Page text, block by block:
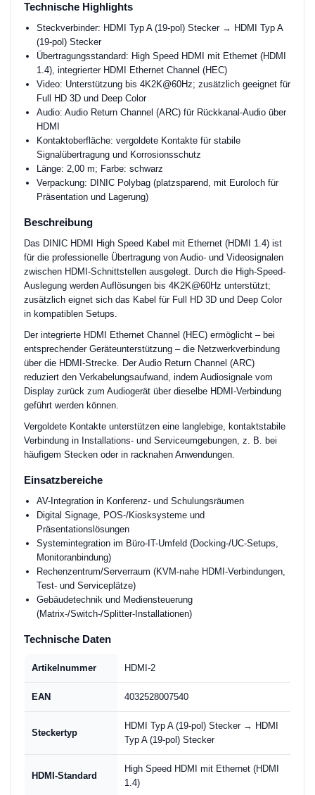
Technische Highlights
Steckverbinder: HDMI Typ A (19-pol) Stecker → HDMI Typ A
(19-pol) Stecker
Übertragungsstandard: High Speed HDMI mit Ethernet (HDMI
1.4), integrierter HDMI Ethernet Channel (HEC)
Video: Unterstützung bis 4K2K@60Hz; zusätzlich geeignet für
Full HD 3D und Deep Color
Audio: Audio Return Channel (ARC) für Rückkanal-Audio über
HDMI
Kontaktoberfläche: vergoldete Kontakte für stabile
Signalübertragung und Korrosionsschutz
Länge: 2,00 m; Farbe: schwarz
Verpackung: DINIC Polybag (platzsparend, mit Euroloch für
Präsentation und Lagerung)
Beschreibung
Das DINIC HDMI High Speed Kabel mit Ethernet (HDMI 1.4) ist
für die professionelle Übertragung von Audio- und Videosignalen
zwischen HDMI-Schnittstellen ausgelegt. Durch die High-Speed-
Auslegung werden Auflösungen bis 4K2K@60Hz unterstützt;
zusätzlich eignet sich das Kabel für Full HD 3D und Deep Color
in kompatiblen Setups.
Der integrierte HDMI Ethernet Channel (HEC) ermöglicht – bei
entsprechender Geräteunterstützung – die Netzwerkverbindung
über die HDMI-Strecke. Der Audio Return Channel (ARC)
reduziert den Verkabelungsaufwand, indem Audiosignale vom
Display zurück zum Audiogerät über dieselbe HDMI-Verbindung
geführt werden können.
Vergoldete Kontakte unterstützen eine langlebige, kontaktstabile
Verbindung in Installations- und Serviceumgebungen, z. B. bei
häufigem Stecken oder in racknahen Anwendungen.
Einsatzbereiche
AV-Integration in Konferenz- und Schulungsräumen
Digital Signage, POS-/Kiosksysteme und
Präsentationslösungen
Systemintegration im Büro-IT-Umfeld (Docking-/UC-Setups,
Monitoranbindung)
Rechenzentrum/Serverraum (KVM-nahe HDMI-Verbindungen,
Test- und Serviceplätze)
Gebäudetechnik und Mediensteuerung
(Matrix-/Switch-/Splitter-Installationen)
Technische Daten
Artikelnummer HDMI-2
EAN 4032528007540
Steckertyp
HDMI Typ A (19-pol) Stecker → HDMI
Typ A (19-pol) Stecker
HDMI-Standard
High Speed HDMI mit Ethernet (HDMI
1.4)